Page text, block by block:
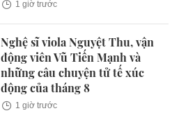
1 giờ trước
Nghệ sĩ viola Nguyệt Thu, vận
động viên Vũ Tiến Mạnh và
những câu chuyện tử tế xúc
động của tháng 8
1 giờ trước